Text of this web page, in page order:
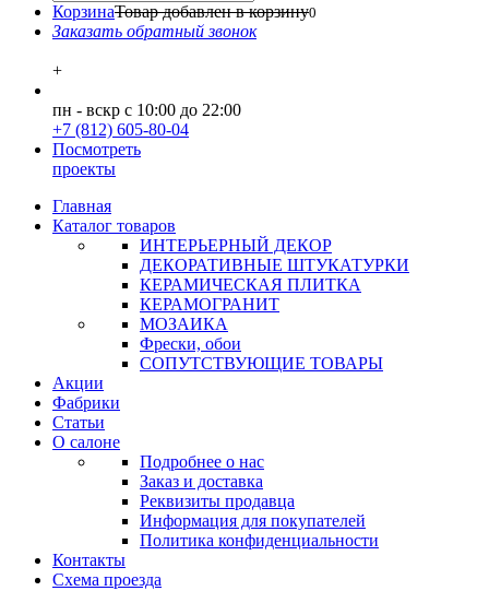
КорзинаТовар добавлен в корзину0
Заказать обратный звонок
+
пн - вскр с 10:00 до 22:00
+7 (812) 605-80-04
Посмотреть
проекты
Главная
Каталог товаров
ИНТЕРЬЕРНЫЙ ДЕКОР
ДЕКОРАТИВНЫЕ ШТУКАТУРКИ
КЕРАМИЧЕСКАЯ ПЛИТКА
КЕРАМОГРАНИТ
МОЗАИКА
Фрески, обои
СОПУТСТВУЮЩИЕ ТОВАРЫ
Акции
Фабрики
Статьи
О салоне
Подробнее о нас
Заказ и доставка
Реквизиты продавца
Информация для покупателей
Политика конфиденциальности
Контакты
Схема проезда